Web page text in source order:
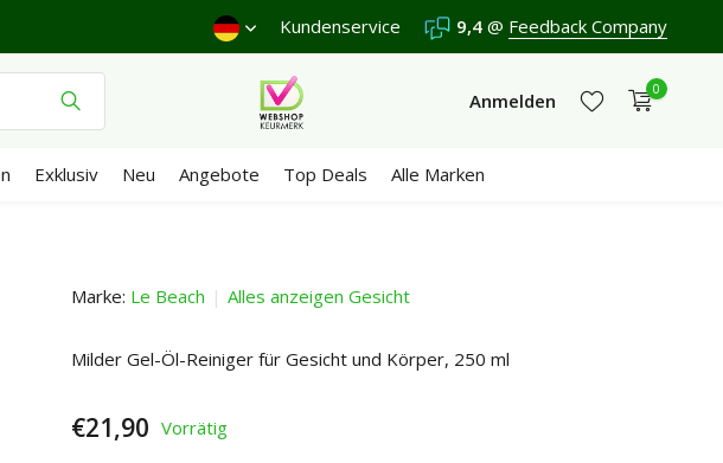
Schönen Donnerstag. Versand €5,95 (DE)Kostenlosab €65
Kundenservice 9,4 @ Feedback Company
Anmelden
0
Exklusiv Neu Angebote Top Deals Alle Marken
Marke: Le Beach Alles anzeigen Gesicht
Milder Gel-Öl-Reiniger für Gesicht und Körper, 250 ml
€21,90 Vorrätig